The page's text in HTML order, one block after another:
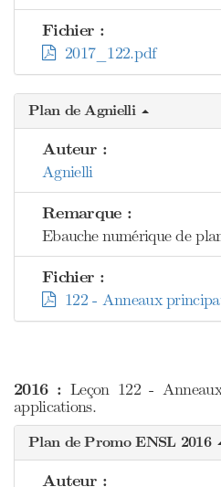
Fichier :
2017_122.pdf
Plan de Agnielli
Auteur :
Agnielli
Remarque :
Ebauche numérique de
Fichier :
122 - Anneaux
2016 : Leçon 122 -
applications.
Plan de Promo ENSL 2016
Auteur :